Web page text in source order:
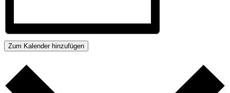
Zum Kalender hinzufügen